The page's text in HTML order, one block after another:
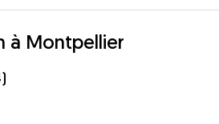
à Montpellier